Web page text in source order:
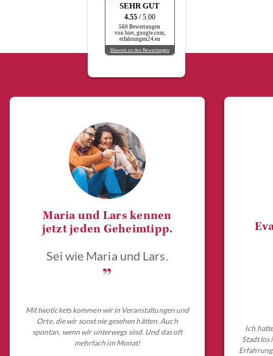
SEHR GUT
4.55 / 5.00
560 Bewertungen
von hier, google.com,
erfahrungen24.eu
Hinweis zu den Bewertungen
Maria und Lars kennen
jetzt jeden Geheimtipp.
Sei wie Maria und Lars.
„
Mit twotickets kommen wir in Veranstaltungen und
Orte, die wir sonst nie gesehen hätten. Auch
spontan, wenn wir unterwegs sind. Und das oft
mehrfach im Monat!
Ich
Stadt los